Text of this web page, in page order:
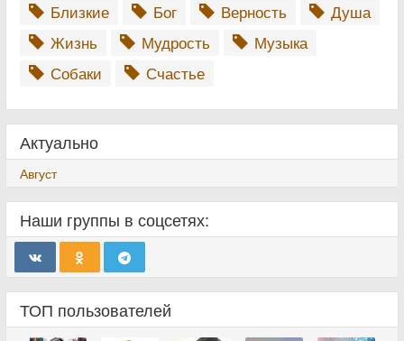
Близкие Бог Верность
Душа
Жизнь
Мудрость
Музыка
Собаки
Счастье
Актуально
Август
Наши группы в соцсетях:
ТОП пользователей